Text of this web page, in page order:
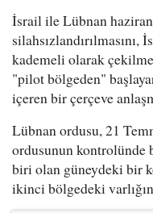
İsrail ile Lübnan
kademeli olarak
"pilot bölgeden"
içeren bir çerçeve
Lübnan ordusu, 21
ordusunun
biri olan güneydeki bir
ikinci bölgedeki